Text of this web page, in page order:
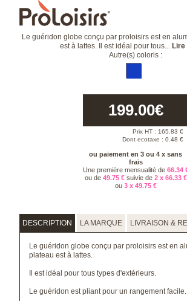
Le guéridon globe conçu par proloisirs est en
est à lattes. Il est idéal pour tous...
Autre(s) coloris :
199.00€
Prix HT : 165.83 €
Dont ecotaxe : 0.48 €
ou paiement en 3 ou 4 x sans
frais
Une première mensualité de 66.34
ou de 49.75 €suivie de 2 x 66.33 €
ou 3 x 49.75 €
DESCRIPTION LA MARQUE LIVRAISON &
Le guéridon globe conçu par proloisirs est en
plateau est à lattes.
Il est idéal pour tous types d'extérieurs.
Le guéridon est pliant pour un rangement facile.